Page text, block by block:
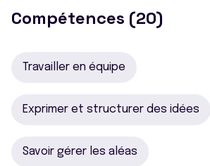
Compétences (20)
Travailler en équipe
Exprimer et structurer des idées
Savoir gérer les aléas